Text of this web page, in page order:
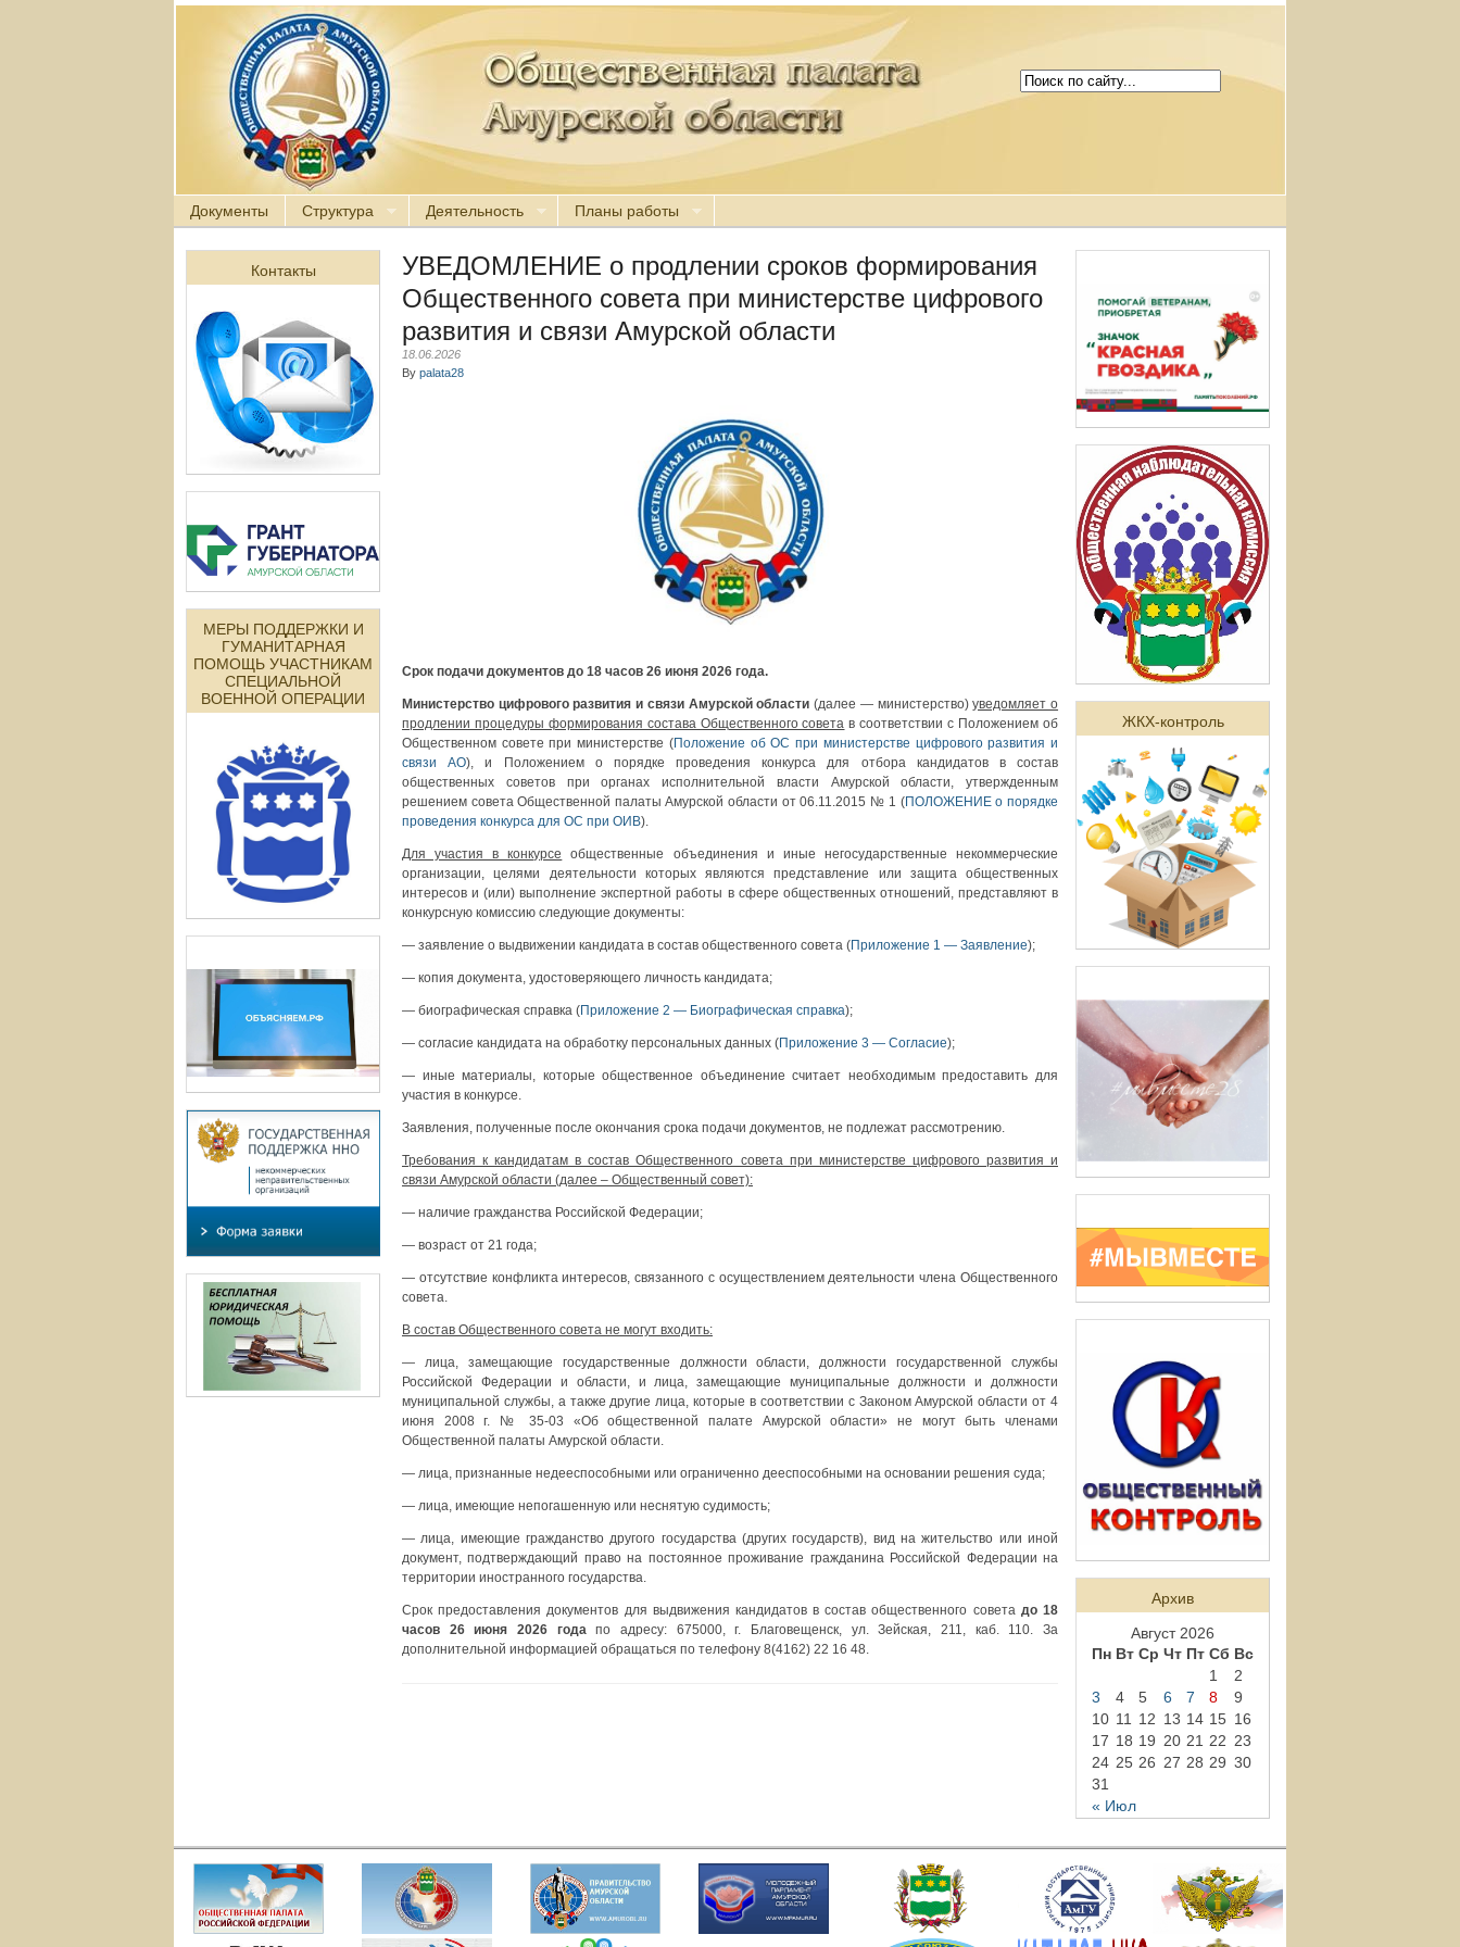
Документы Структура Деятельность Планы работы
Контакты
МЕРЫ ПОДДЕРЖКИ И
ГУМАНИТАРНАЯ
ПОМОЩЬ УЧАСТНИКАМ
СПЕЦИАЛЬНОЙ
ВОЕННОЙ ОПЕРАЦИИ
УВЕДОМЛЕНИЕ о продлении сроков формирования
Общественного совета при министерстве цифрового
развития и связи Амурской области
18.06.2026
By palata28
Срок подачи документов до 18 часов 26 июня 2026 года.
Министерство цифрового развития и связи Амурской области (далее — министерство)уведомляет о
продлении процедуры формирования состава Общественного совета в соответствии с Положением об
Общественном совете при министерстве (Положение об ОС при министерстве цифрового развития и
связи АО), и Положением о порядке проведения конкурса для отбора кандидатов в состав
общественных советов при органах исполнительной власти Амурской области, утвержденным
решением совета Общественной палаты Амурской области от 06.11.2015 № 1 (ПОЛОЖЕНИЕ о порядке
проведения конкурса для ОС при ОИВ).
Для участия в конкурсе общественные объединения и иные негосударственные некоммерческие
организации, целями деятельности которых являются представление или защита общественных
интересов и (или) выполнение экспертной работы в сфере общественных отношений, представляют в
конкурсную комиссию следующие документы:
— заявление о выдвижении кандидата в состав общественного совета (Приложение 1 — Заявление);
— копия документа, удостоверяющего личность кандидата;
— биографическая справка (Приложение 2 — Биографическая справка);
— согласие кандидата на обработку персональных данных (Приложение 3 — Согласие);
— иные материалы, которые общественное объединение считает необходимым предоставить для
участия в конкурсе.
Заявления, полученные после окончания срока подачи документов, не подлежат рассмотрению.
Требования к кандидатам в состав Общественного совета при министерстве цифрового развития и
связи Амурской области (далее – Общественный совет):
— наличие гражданства Российской Федерации;
— возраст от 21 года;
— отсутствие конфликта интересов, связанного с осуществлением деятельности члена Общественного
совета.
В состав Общественного совета не могут входить:
— лица, замещающие государственные должности области, должности государственной службы
Российской Федерации и области, и лица, замещающие муниципальные должности и должности
муниципальной службы, а также другие лица, которые в соответствии с Законом Амурской области от 4
июня 2008 г. № 35-03 «Об общественной палате Амурской области» не могут быть членами
Общественной палаты Амурской области.
— лица, признанные недееспособными или ограниченно дееспособными на основании решения суда;
— лица, имеющие непогашенную или неснятую судимость;
— лица, имеющие гражданство другого государства (других государств), вид на жительство или иной
документ, подтверждающий право на постоянное проживание гражданина Российской Федерации на
территории иностранного государства.
Срок предоставления документов для выдвижения кандидатов в состав общественного совета до 18
часов 26 июня 2026 годапо адресу: 675000, г. Благовещенск, ул. Зейская, 211, каб. 110. За
дополнительной информацией обращаться по телефону 8(4162) 22 16 48.
ЖКХ-контроль
Архив
Август 2026
Пн Вт Ср Чт Пт Сб Вс
« Июл
1
2
3
4 5 6 7 8
9
10 11 12 13 14 15 16
17 18 19 20 21 22 23
24 25 26 27 28 29 30
31